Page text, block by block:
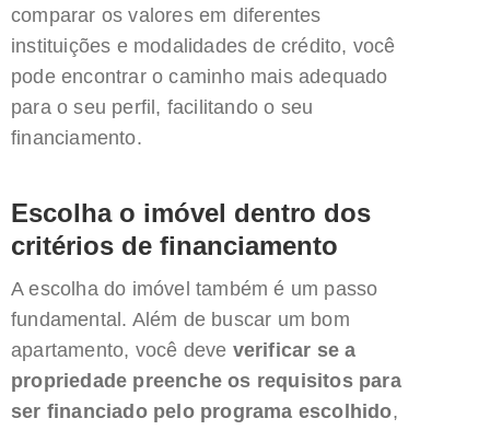
comparar os valores em diferentes
instituições e modalidades de crédito, você
pode encontrar o caminho mais adequado
para o seu perfil, facilitando o seu
financiamento.
Escolha o imóvel dentro dos
critérios de financiamento
A escolha do imóvel também é um passo
fundamental. Além de buscar um bom
apartamento, você deve verificar se a
propriedade preenche os requisitos para
ser financiado pelo programa escolhido,